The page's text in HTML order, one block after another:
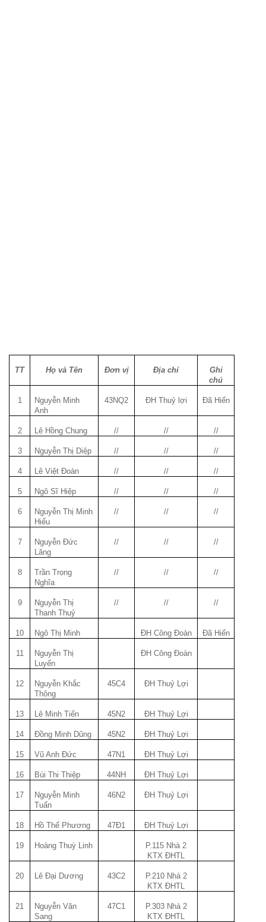
TT Họ và Tên Đơn vị Địa chỉ
Ghi
chú
1
Nguyễn Minh
Anh
43NQ2 ĐH Thuỷ lợi Đã Hiến
2 Lê Hồng Chung // // //
3 Nguyễn Thị Diệp // // //
4 Lê Việt Đoàn // // //
5 Ngô Sĩ Hiệp // // //
6
Nguyễn Thị Minh
Hiếu
// // //
7
Nguyễn Đức
Lăng
// // //
8
Trần Trọng
Nghĩa
// // //
9
Nguyễn Thị
Thanh Thuỷ
// // //
10 Ngô Thị Minh ĐH Công Đoàn Đã Hiến
11
Nguyễn Thị
Luyến
ĐH Công Đoàn
12
Nguyễn Khắc
Thông
45C4 ĐH Thuỷ Lợi
13 Lê Minh Tiến 45N2 ĐH Thuỷ Lợi
14 Đồng Minh Dũng 45N2 ĐH Thuỷ Lợi
15 Vũ Anh Đức 47N1 ĐH Thuỷ Lợi
16 Bùi Thi Thiệp 44NH ĐH Thuỷ Lợi
17
Nguyễn Minh
Tuấn
46N2 ĐH Thuỷ Lợi
18 Hồ Thế Phương 47Đ1 ĐH Thuỷ Lợi
19 Hoàng Thuỳ Linh
P.115 Nhà 2
KTX ĐHTL
20 Lê Đại Dương 43C2
P.210 Nhà 2
KTX ĐHTL
21
Nguyễn Văn
Sang
47C1
P.303 Nhà 2
KTX ĐHTL